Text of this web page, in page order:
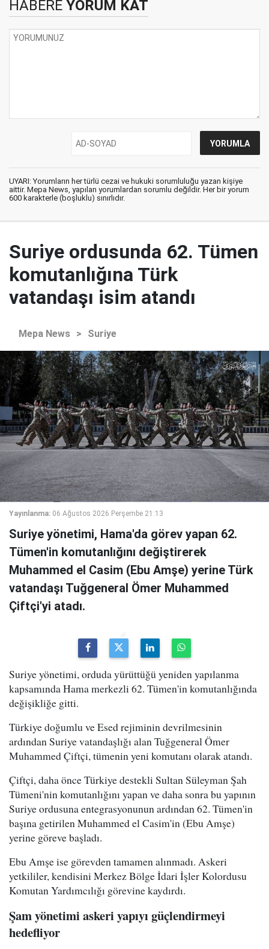
HABERE YORUM KAT
UYARI: Yorumların her türlü cezai ve hukuki sorumluluğu yazan kişiye
aittir. Mepa News, yapılan yorumlardan sorumlu değildir. Her bir yorum
600 karakterle (boşluklu) sınırlıdır.
Suriye ordusunda 62. Tümen
komutanlığına Türk
vatandaşı isim atandı
Mepa News > Suriye
Yayınlanma: 06 Ağustos 2026 Perşembe 21:13
Suriye yönetimi, Hama'da görev yapan 62.
Tümen'in komutanlığını değiştirerek
Muhammed el Casim (Ebu Amşe) yerine Türk
vatandaşı Tuğgeneral Ömer Muhammed
Çiftçi'yi atadı.
Suriye yönetimi, orduda yürüttüğü yeniden yapılanma
kapsamında Hama merkezli 62. Tümen'in komutanlığında
değişikliğe gitti.
Türkiye doğumlu ve Esed rejiminin devrilmesinin
ardından Suriye vatandaşlığı alan Tuğgeneral Ömer
Muhammed Çiftçi, tümenin yeni komutanı olarak atandı.
Çiftçi, daha önce Türkiye destekli Sultan Süleyman Şah
Tümeni'nin komutanlığını yapan ve daha sonra bu yapının
Suriye ordusuna entegrasyonunun ardından 62. Tümen'in
başına getirilen Muhammed el Casim'in (Ebu Amşe)
yerine göreve başladı.
Ebu Amşe ise görevden tamamen alınmadı. Askeri
yetkililer, kendisini Merkez Bölge İdari İşler Kolordusu
Komutan Yardımcılığı görevine kaydırdı.
Şam yönetimi askeri yapıyı güçlendirmeyi
hedefliyor